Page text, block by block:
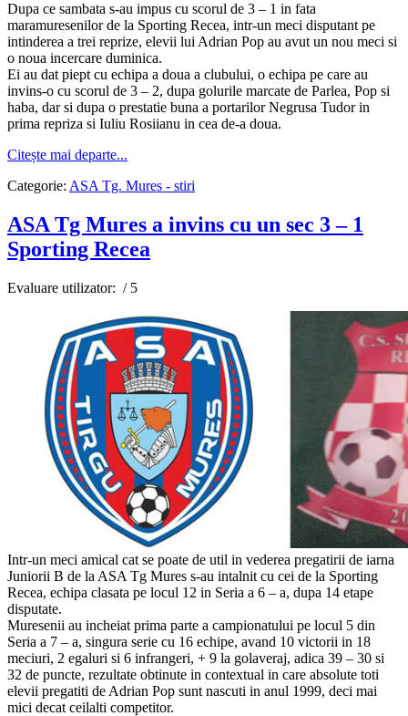
Dupa ce sambata s-au impus cu scorul de 3 – 1 in fata
maramuresenilor de la Sporting Recea, intr-un meci disputant pe
intinderea a trei reprize, elevii lui Adrian Pop au avut un nou meci si
o noua incercare duminica.
Ei au dat piept cu echipa a doua a clubului, o echipa pe care au
invins-o cu scorul de 3 – 2, dupa golurile marcate de Parlea, Pop si
haba, dar si dupa o prestatie buna a portarilor Negrusa Tudor in
prima repriza si Iuliu Rosiianu in cea de-a doua.
Citește mai departe...
Categorie: ASA Tg. Mures - stiri
ASA Tg Mures a invins cu un sec 3 – 1
Sporting Recea
Evaluare utilizator: / 5
Intr-un meci amical cat se poate de util in vederea pregatirii de iarna
Juniorii B de la ASA Tg Mures s-au intalnit cu cei de la Sporting
Recea, echipa clasata pe locul 12 in Seria a 6 – a, dupa 14 etape
disputate.
Muresenii au incheiat prima parte a campionatului pe locul 5 din
Seria a 7 – a, singura serie cu 16 echipe, avand 10 victorii in 18
meciuri, 2 egaluri si 6 infrangeri, + 9 la golaveraj, adica 39 – 30 si
32 de puncte, rezultate obtinute in contextual in care absolute toti
elevii pregatiti de Adrian Pop sunt nascuti in anul 1999, deci mai
mici decat ceilalti competitor.